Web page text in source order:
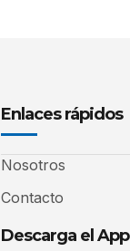
Enlaces rápidos
Nosotros
Contacto
Descarga el App